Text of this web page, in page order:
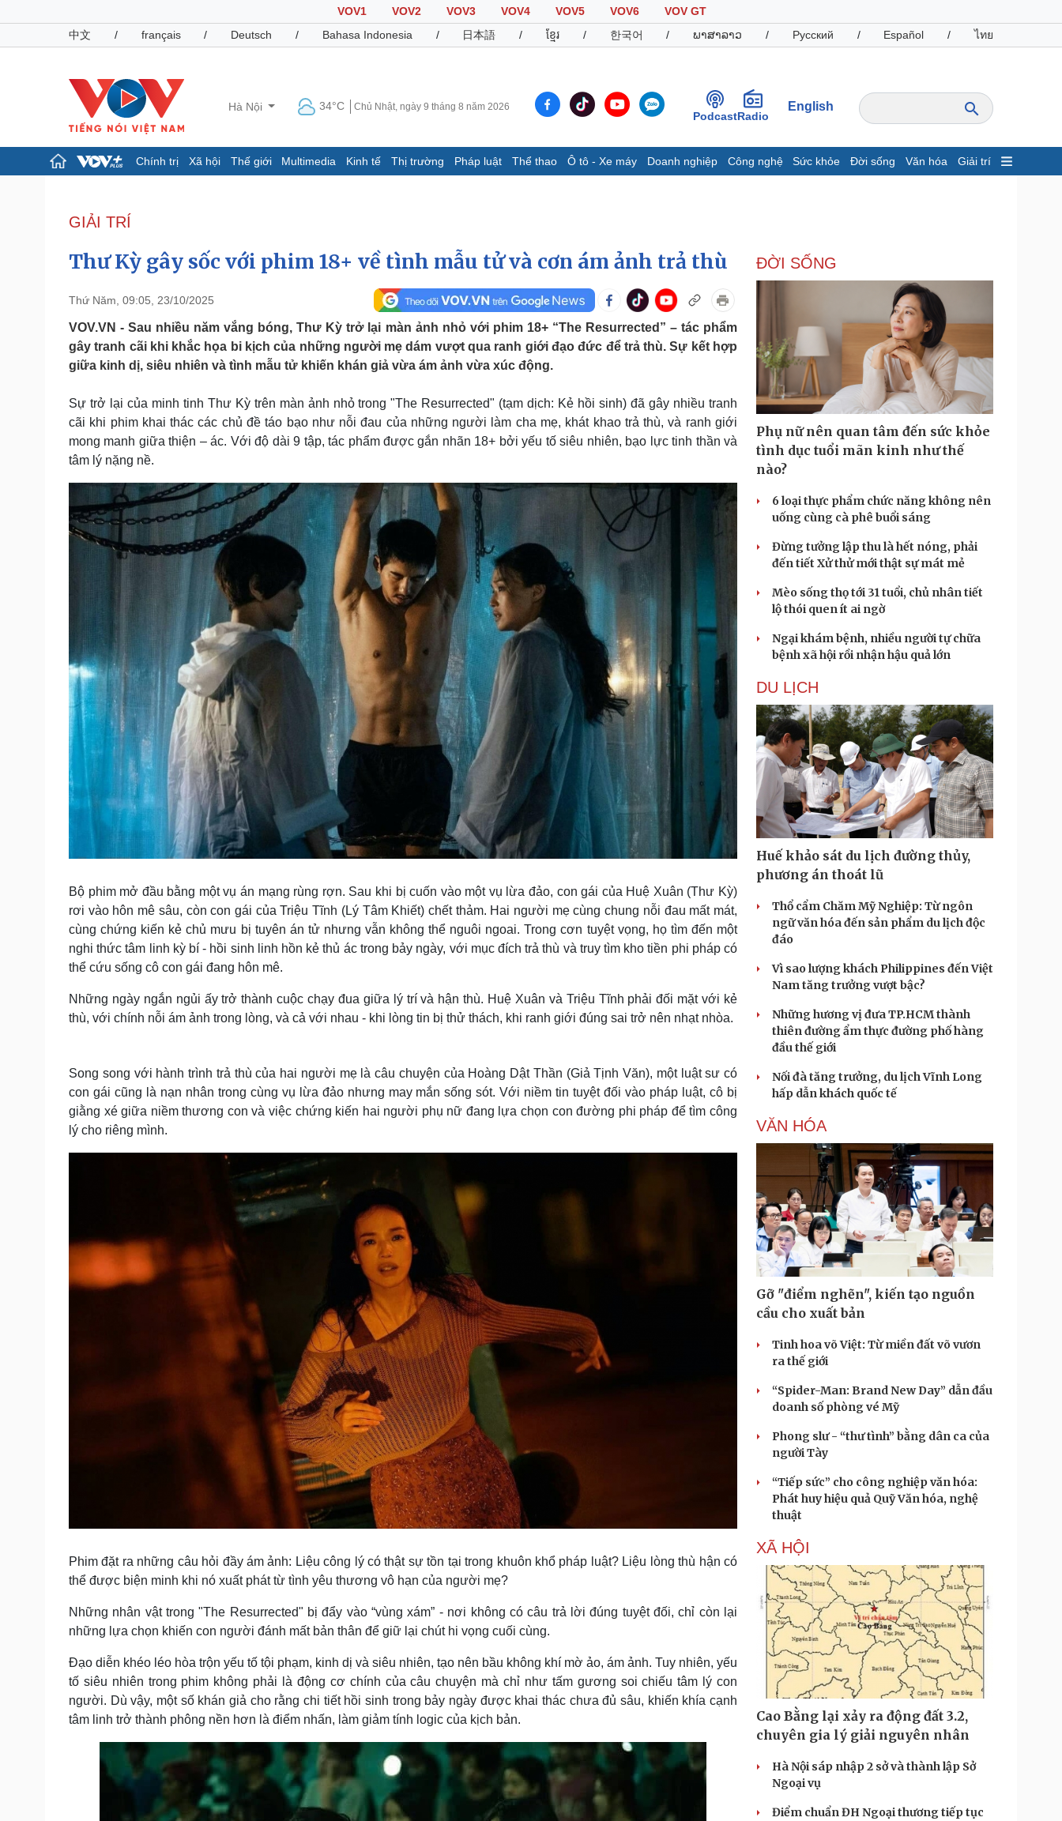
VOV1 VOV2 VOV3 VOV4 VOV5 VOV6
VOV GT
中文
/ français / Deutsch / Bahasa Indonesia / 日本語 / ខ្មែរ / 한국어 / ພາສາລາວ / Русский / Español / ไทย
Hà Nội 34°C Chủ Nhật, ngày 9 tháng 8 năm 2026
PodcastRadio
English
Chính trị Xã hội Thế giới Multimedia Kinh tế Thị trường Pháp luật Thể thao Ô tô - Xe máy Doanh nghiệp Công nghệ Sức khỏe Đời sống Văn hóa Giải trí
Đảng
Tổ chức nhân sự
Nhận diện sự thật
Dấu ấn VOV
Infographic
Giá cà phê
Pháp luật
Vụ án
Tin nóng
Quân sự - Quốc phòng
Vũ khí
Việt Nam
Thể thao
Bóng đá
Lịch thi đấu bóng đá
eSports
Ô tô - Xe máy
Ô tô
Xe máy
Doanh nghiệp
Thông tin doanh nghiệp
Doanh nghiệp 24h
Vì cộng đồng
Công nghệ
Sành điệu
Tin Công nghệ
Trải nghiệm
Chuyển đổi số
Sức khỏe
Dinh dưỡng - món ngon
Sản phụ khoa
Nhi khoa
Nam khoa
Làm đẹp - giảm cân
Phòng mạch online
Ăn sạch sống khỏe
Đời sống
Tình yêu - Gia đình
Văn hóa
Âm nhạc
Di sản
Giải trí
Du lịch
check-in
Podcast
Cửa sổ tình yêu
Kể chuyện cho bé
Hạt giống tâm hồn
GIẢI TRÍ
Thư Kỳ gây sốc với phim 18+ về tình mẫu tử và cơn ám ảnh trả thù
Thứ Năm, 09:05, 23/10/2025
VOV.VN - Sau nhiều năm vắng bóng, Thư Kỳ trở lại màn ảnh nhỏ với phim 18+ “The Resurrected” – tác phẩm
gây tranh cãi khi khắc họa bi kịch của những người mẹ dám vượt qua ranh giới đạo đức để trả thù. Sự kết hợp
giữa kinh dị, siêu nhiên và tình mẫu tử khiến khán giả vừa ám ảnh vừa xúc động.
Sự trở lại của minh tinh Thư Kỳ trên màn ảnh nhỏ trong "The Resurrected" (tạm dịch: Kẻ hồi sinh) đã gây nhiều tranh
cãi khi phim khai thác các chủ đề táo bạo như nỗi đau của những người làm cha mẹ, khát khao trả thù, và ranh giới
mong manh giữa thiện – ác. Với độ dài 9 tập, tác phẩm được gắn nhãn 18+ bởi yếu tố siêu nhiên, bạo lực tinh thần và
tâm lý nặng nề.
Bộ phim mở đầu bằng một vụ án mạng rùng rợn. Sau khi bị cuốn vào một vụ lừa đảo, con gái của Huệ Xuân (Thư Kỳ)
rơi vào hôn mê sâu, còn con gái của Triệu Tĩnh (Lý Tâm Khiết) chết thảm. Hai người mẹ cùng chung nỗi đau mất mát,
cùng chứng kiến kẻ chủ mưu bị tuyên án tử nhưng vẫn không thể nguôi ngoai. Trong cơn tuyệt vọng, họ tìm đến một
nghi thức tâm linh kỳ bí - hồi sinh linh hồn kẻ thủ ác trong bảy ngày, với mục đích trả thù và truy tìm kho tiền phi pháp có
thể cứu sống cô con gái đang hôn mê.
Những ngày ngắn ngủi ấy trở thành cuộc chạy đua giữa lý trí và hận thù. Huệ Xuân và Triệu Tĩnh phải đối mặt với kẻ
thù, với chính nỗi ám ảnh trong lòng, và cả với nhau - khi lòng tin bị thử thách, khi ranh giới đúng sai trở nên nhạt nhòa.
Song song với hành trình trả thù của hai người mẹ là câu chuyện của Hoàng Dật Thần (Giả Tịnh Văn), một luật sư có
con gái cũng là nạn nhân trong cùng vụ lừa đảo nhưng may mắn sống sót. Với niềm tin tuyệt đối vào pháp luật, cô bị
giằng xé giữa niềm thương con và việc chứng kiến hai người phụ nữ đang lựa chọn con đường phi pháp để tìm công
lý cho riêng mình.
Phim đặt ra những câu hỏi đầy ám ảnh: Liệu công lý có thật sự tồn tại trong khuôn khổ pháp luật? Liệu lòng thù hận có
thể được biện minh khi nó xuất phát từ tình yêu thương vô hạn của người mẹ?
Những nhân vật trong "The Resurrected" bị đẩy vào “vùng xám” - nơi không có câu trả lời đúng tuyệt đối, chỉ còn lại
những lựa chọn khiến con người đánh mất bản thân để giữ lại chút hi vọng cuối cùng.
Đạo diễn khéo léo hòa trộn yếu tố tội phạm, kinh dị và siêu nhiên, tạo nên bầu không khí mờ ảo, ám ảnh. Tuy nhiên, yếu
tố siêu nhiên trong phim không phải là động cơ chính của câu chuyện mà chỉ như tấm gương soi chiếu tâm lý con
người. Dù vậy, một số khán giả cho rằng chi tiết hồi sinh trong bảy ngày được khai thác chưa đủ sâu, khiến khía cạnh
tâm linh trở thành phông nền hơn là điểm nhấn, làm giảm tính logic của kịch bản.
ĐỜI SỐNG
Phụ nữ nên quan tâm đến sức khỏe
tình dục tuổi mãn kinh như thế
nào?
6 loại thực phẩm chức năng không nên
uống cùng cà phê buổi sáng
Đừng tưởng lập thu là hết nóng, phải
đến tiết Xử thử mới thật sự mát mẻ
Mèo sống thọ tới 31 tuổi, chủ nhân tiết
lộ thói quen ít ai ngờ
Ngại khám bệnh, nhiều người tự chữa
bệnh xã hội rồi nhận hậu quả lớn
DU LỊCH
Huế khảo sát du lịch đường thủy,
phương án thoát lũ
Thổ cẩm Chăm Mỹ Nghiệp: Từ ngôn
ngữ văn hóa đến sản phẩm du lịch độc
đáo
Vì sao lượng khách Philippines đến Việt
Nam tăng trưởng vượt bậc?
Những hương vị đưa TP.HCM thành
thiên đường ẩm thực đường phố hàng
đầu thế giới
Nối đà tăng trưởng, du lịch Vĩnh Long
hấp dẫn khách quốc tế
VĂN HÓA
Gỡ "điểm nghẽn", kiến tạo nguồn
cầu cho xuất bản
Tinh hoa võ Việt: Từ miền đất võ vươn
ra thế giới
“Spider-Man: Brand New Day” dẫn đầu
doanh số phòng vé Mỹ
Phong slư - “thư tình” bằng dân ca của
người Tày
“Tiếp sức” cho công nghiệp văn hóa:
Phát huy hiệu quả Quỹ Văn hóa, nghệ
thuật
XÃ HỘI
Cao Bằng lại xảy ra động đất 3.2,
chuyên gia lý giải nguyên nhân
Hà Nội sáp nhập 2 sở và thành lập Sở
Ngoại vụ
Điểm chuẩn ĐH Ngoại thương tiếp tục